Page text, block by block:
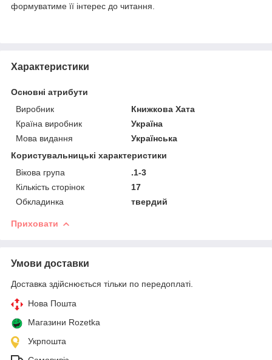
формуватиме її інтерес до читання.
Характеристики
Основні атрибути
Виробник
Книжкова Хата
Країна виробник
Україна
Мова видання
Українська
Користувальницькі характеристики
Вікова група
.1-3
Кількість сторінок
17
Обкладинка
твердий
Приховати
Умови доставки
Доставка здійснюється тільки по передоплаті.
Нова Пошта
Магазини Rozetka
Укрпошта